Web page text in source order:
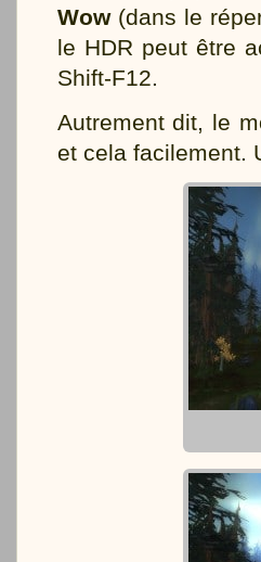
Wow(dans le
le HDR peut être
Shift-F12.
Autrement dit, le
et cela facilement.